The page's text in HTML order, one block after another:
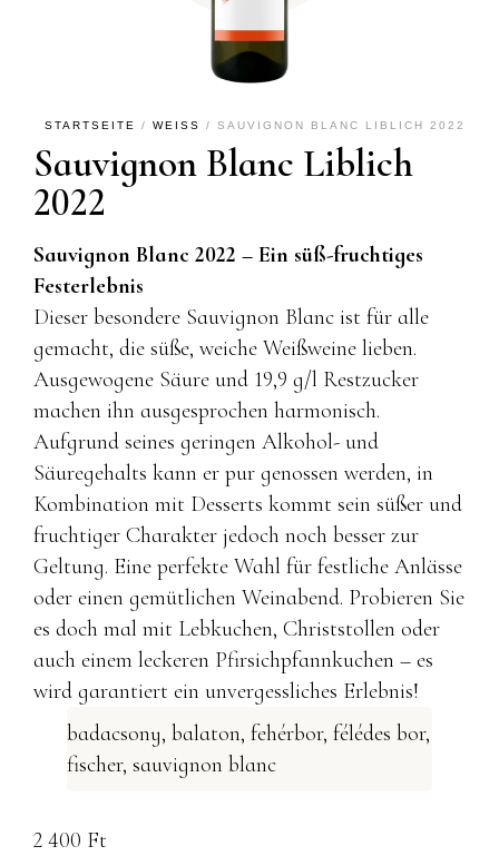
STARTSEITE / WEISS / SAUVIGNON BLANC LIBLICH 2022
Sauvignon Blanc Liblich
2022
Sauvignon Blanc 2022 – Ein süß-fruchtiges
Festerlebnis
Dieser besondere Sauvignon Blanc ist für alle
gemacht, die süße, weiche Weißweine lieben.
Ausgewogene Säure und 19,9 g/l Restzucker
machen ihn ausgesprochen harmonisch.
Aufgrund seines geringen Alkohol- und
Säuregehalts kann er pur genossen werden, in
Kombination mit Desserts kommt sein süßer und
fruchtiger Charakter jedoch noch besser zur
Geltung. Eine perfekte Wahl für festliche Anlässe
oder einen gemütlichen Weinabend. Probieren Sie
es doch mal mit Lebkuchen, Christstollen oder
auch einem leckeren Pfirsichpfannkuchen – es
wird garantiert ein unvergessliches Erlebnis!
badacsony, balaton, fehérbor, félédes bor,
fischer, sauvignon blanc
2 400 Ft